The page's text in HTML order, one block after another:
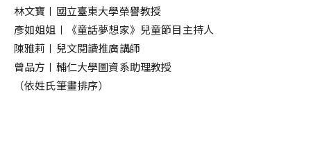
林文寶〡國立臺東大學榮譽教授
彥如姐姐〡《童話夢想家》兒童節目主持人
陳雅莉〡兒文閱讀推廣講師
曾品方〡輔仁大學圖資系助理教授
（依姓氏筆畫排序）